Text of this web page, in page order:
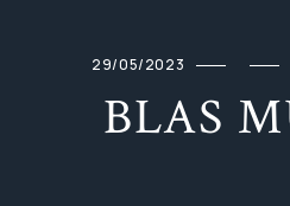
29/05/2023
BLAS